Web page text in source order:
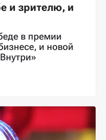
и зрителю, и
в премии
и новой